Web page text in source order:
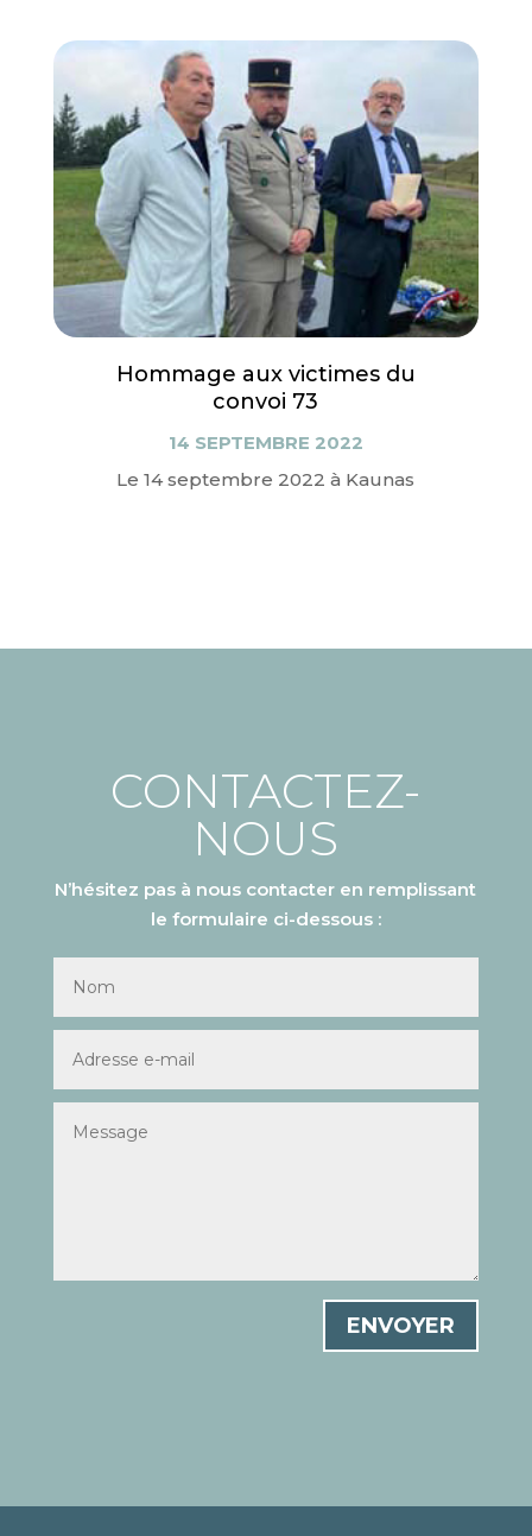
Hommage aux victimes du
convoi 73
14 SEPTEMBRE 2022
Le 14 septembre 2022 à Kaunas
CONTACTEZ-
NOUS
N’hésitez pas à nous contacter en remplissant
le formulaire ci-dessous :
ENVOYER